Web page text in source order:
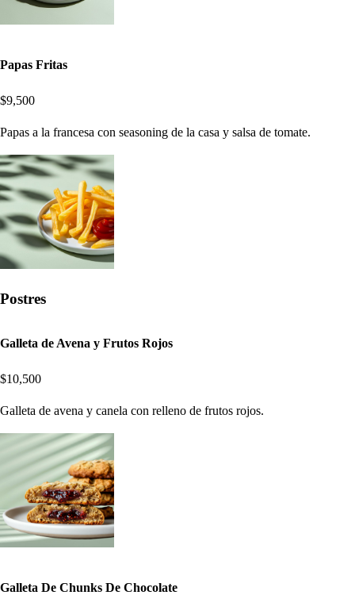
Papas Fritas
$9,500
Papas a la francesa con seasoning de la casa y salsa de tomate.
Postres
Galleta de Avena y Frutos Rojos
$10,500
Galleta de avena y canela con relleno de frutos rojos.
Galleta De Chunks De Chocolate